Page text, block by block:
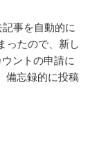
事を自動的に
ったので、新し
ントの申請に
備忘録的に投稿
（2023年版）